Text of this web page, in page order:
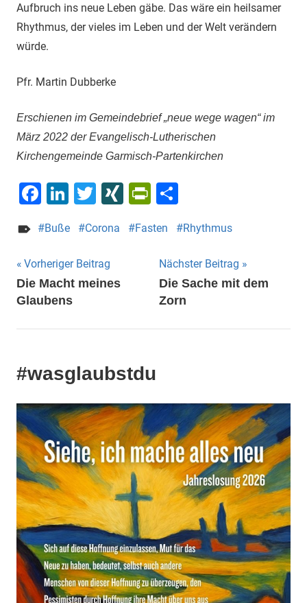
Aufbruch ins neue Leben gäbe. Das wäre ein heilsamer
Rhythmus, der vieles im Leben und der Welt verändern
würde.
Pfr. Martin Dubberke
Erschienen im Gemeindebrief „neue wege wagen“ im
März 2022 der Evangelisch-Lutherischen
Kirchengemeinde Garmisch-Partenkirchen
Facebook
LinkedIn
Twitter
XINGPrintFriendly
Buße Corona Fasten Rhythmus
Beitragsnavigation
Vorheriger Beitrag
Die Macht meines
Glaubens
Nächster Beitrag
Die Sache mit dem
Zorn
#wasglaubstdu